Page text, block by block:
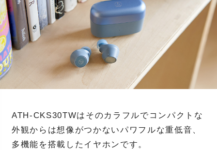
ATH-CKS30TWはそのカラフルでコンパクトな
外観からは想像がつかないパワフルな重低音、
多機能を搭載したイヤホンです。